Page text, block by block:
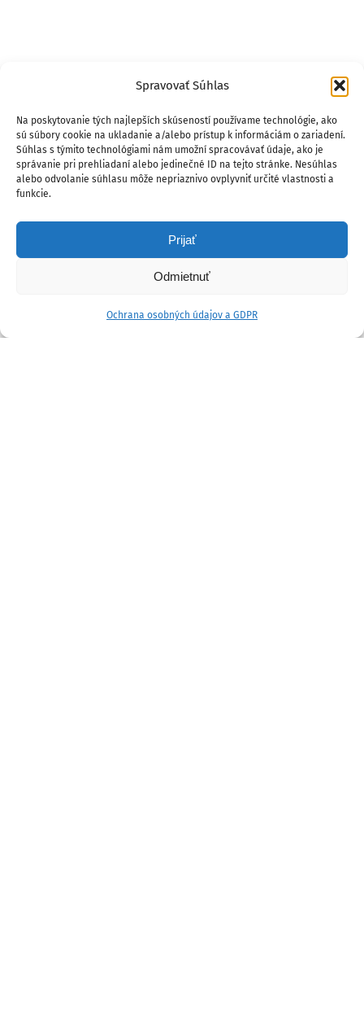
Spravovať Súhlas
Na poskytovanie tých najlepších skúseností používame technológie, ako
sú súbory cookie na ukladanie a/alebo prístup k informáciám o zariadení.
Súhlas s týmito technológiami nám umožní spracovávať údaje, ako je
správanie pri prehliadaní alebo jedinečné ID na tejto stránke. Nesúhlas
alebo odvolanie súhlasu môže nepriaznivo ovplyvniť určité vlastnosti a
funkcie.
Prijať
Odmietnuť
Ochrana osobných údajov a GDPR